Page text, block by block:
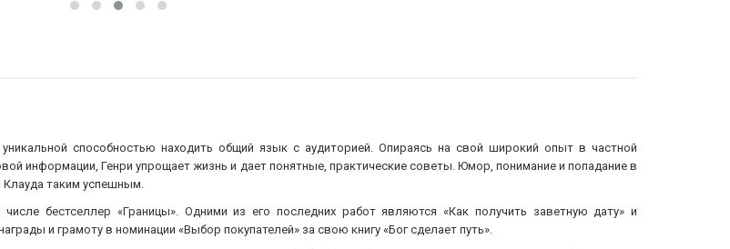
способностью находить общий язык с аудиторией. Опираясь на свой широкий опыт в частной
информации, Генри упрощает жизнь и дает понятные, практические советы. Юмор, понимание и попадание в
Клауда таким успешным.
бестселлер «Границы». Одними из его последних работ являются «Как получить заветную дату» и
и грамоту в номинации «Выбор покупателей» за свою книгу «Бог сделает путь».